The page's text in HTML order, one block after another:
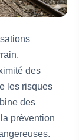
des
les risques
des
prévention